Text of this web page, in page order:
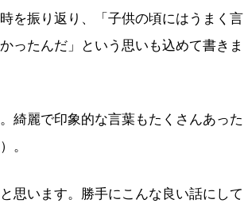
を振り返り、「子供の頃にはうまく言
ったんだ」という思いも込めて書きま
麗で印象的な言葉もたくさんあった
。
思います。勝手にこんな良い話にして